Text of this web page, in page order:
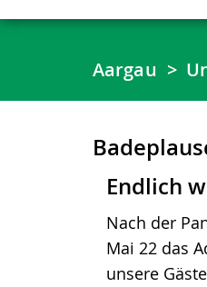
Aargau
Endlich
Nach der
Mai 22 das
unsere